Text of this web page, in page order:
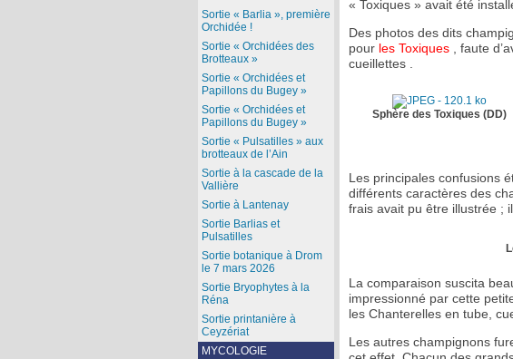
« Toxiques » avait été
Des photos des dits
pour les Toxiques, faute
cueillettes .
Sphère des Toxiques (DD)
Les principales confusions
différents caractères des
frais avait pu être illustrée ;
La comparaison suscita
impressionné par cette
les Chanterelles en tube,
Les autres champignons
Sortie « Barlia », première
Orchidée !
Sortie « Orchidées des
Brotteaux »
Sortie « Orchidées et
Papillons du Bugey »
Sortie « Orchidées et
Papillons du Bugey »
Sortie « Pulsatilles » aux
brotteaux de l’Ain
Sortie à la cascade de la
Vallière
Sortie à Lantenay
Sortie Barlias et
Pulsatilles
Sortie botanique à Drom
le 7 mars 2026
Sortie Bryophytes à la
Réna
Sortie printanière à
Ceyzériat
MYCOLOGIE